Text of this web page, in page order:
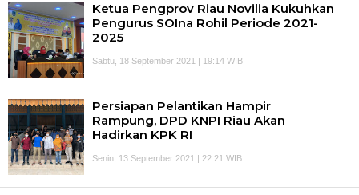
Ketua Pengprov Riau Novilia Kukuhkan
Pengurus SOIna Rohil Periode 2021-
2025
Sabtu, 18 September 2021 | 19:14 WIB
Persiapan Pelantikan Hampir
Rampung, DPD KNPI Riau Akan
Hadirkan KPK RI
Senin, 13 September 2021 | 22:21 WIB